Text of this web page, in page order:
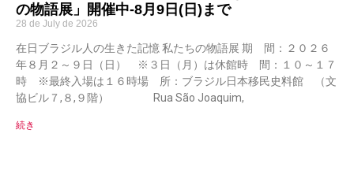
の物語展」開催中-8月9日(日)まで
28 de July de 2026
在日ブラジル人の生きた記憶 私たちの物語展 期 間：２０２６
年８月２～９日（日） ※３日（月）は休館時 間：１０～１７
時 ※最終入場は１６時場 所：ブラジル日本移民史料館 （文
協ビル７,８,９階） Rua São Joaquim,
続き